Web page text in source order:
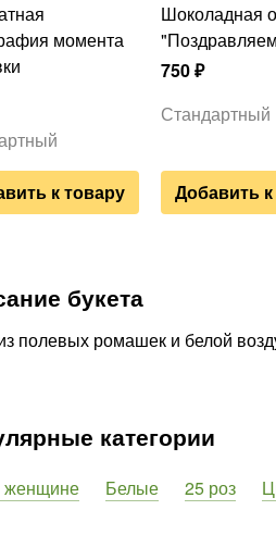
момента
к товару
Шоколадная открытка
750₽
Стандартный
Добавить
букета
полевых ромашек и белой
категории
женщине Белые 25 роз